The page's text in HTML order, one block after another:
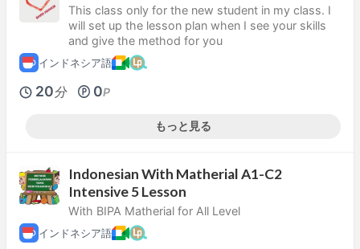
This class only for the new student in my class. I
will set up the lesson plan when I see your skills
and give the method for you
インドネシア語
20分 0P
もっと見る
Indonesian With Matherial A1-C2
Intensive 5 Lesson
With BIPA Matherial for All Level
インドネシア語